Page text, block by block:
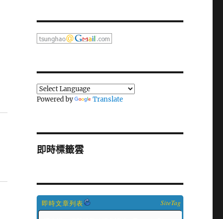
Powered by Translate
即時標籤雲
SiteTag